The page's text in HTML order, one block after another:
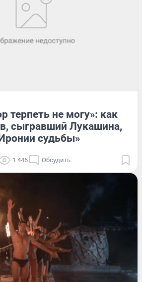
терпеть не могу»: как
сыгравший Лукашина,
судьбы»
1 446 Обсудить